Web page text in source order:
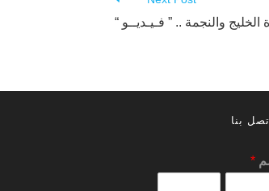
والنجمة .. ” فـيـديــو “
اتصل بنا
*